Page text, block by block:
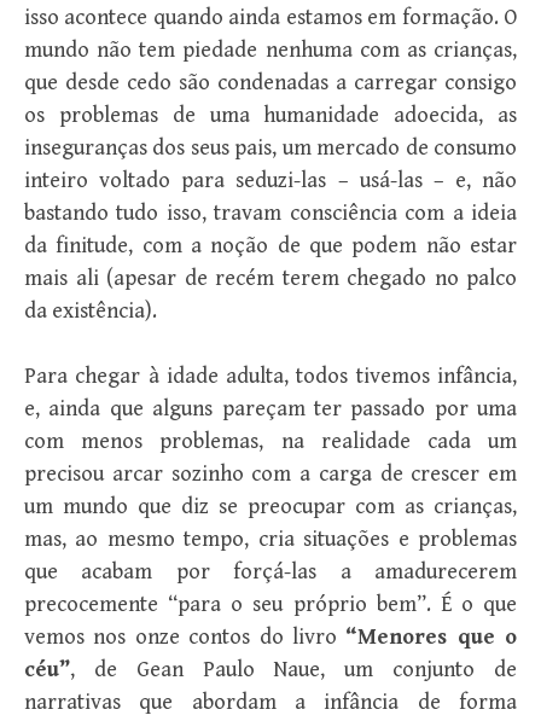
isso acontece quando ainda estamos em formação. O
mundo não tem piedade nenhuma com as crianças,
que desde cedo são condenadas a carregar consigo
os problemas de uma humanidade adoecida, as
inseguranças dos seus pais, um mercado de consumo
inteiro voltado para seduzi-las – usá-las – e, não
bastando tudo isso, travam consciência com a ideia
da finitude, com a noção de que podem não estar
mais ali (apesar de recém terem chegado no palco
da existência).
Para chegar à idade adulta, todos tivemos infância,
e, ainda que alguns pareçam ter passado por uma
com menos problemas, na realidade cada um
precisou arcar sozinho com a carga de crescer em
um mundo que diz se preocupar com as crianças,
mas, ao mesmo tempo, cria situações e problemas
que acabam por forçá-las a amadurecerem
precocemente “para o seu próprio bem”. É o que
vemos nos onze contos do livro “Menores que o
céu”, de Gean Paulo Naue, um conjunto de
narrativas que abordam a infância de forma